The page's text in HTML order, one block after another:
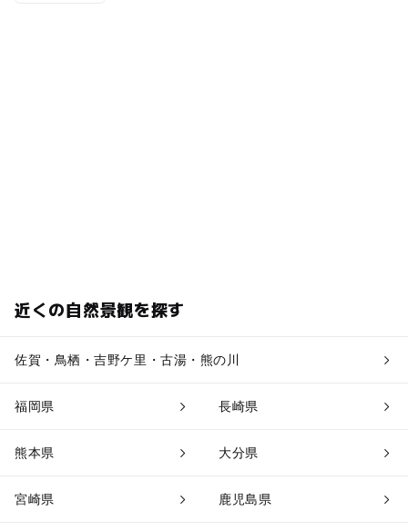
近くの自然景観を探す
佐賀・鳥栖・吉野ケ里・古湯・熊の川
福岡県 長崎県
熊本県 大分県
宮崎県 鹿児島県